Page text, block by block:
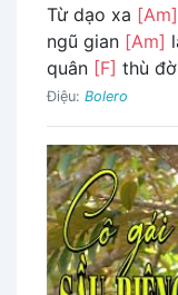
Từ dạo xa [Am]
ngũ gian [Am]
quân [F] thù
Điệu: Bolero